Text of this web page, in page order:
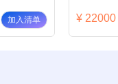
加入清单 ¥ 22000